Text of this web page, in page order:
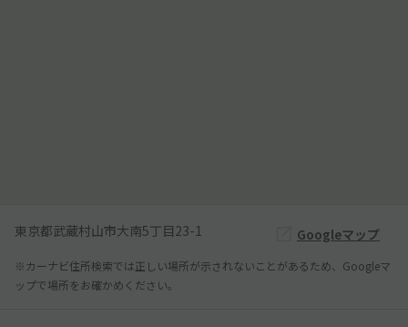
東京都武蔵村山市大南5丁目23-1 Googleマップ
※カーナビ住所検索では正しい場所が示されないことがあるため、Googleマ
ップで場所をお確かめください。